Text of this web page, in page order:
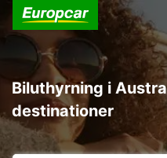
Biluthyrning i
destinationer